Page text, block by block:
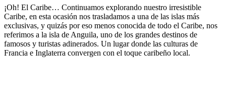
¡Oh! El Caribe… Continuamos explorando nuestro irresistible
Caribe, en esta ocasión nos trasladamos a una de las islas más
exclusivas, y quizás por eso menos conocida de todo el Caribe, nos
referimos a la isla de Anguila, uno de los grandes destinos de
famosos y turistas adinerados. Un lugar donde las culturas de
Francia e Inglaterra convergen con el toque caribeño local.